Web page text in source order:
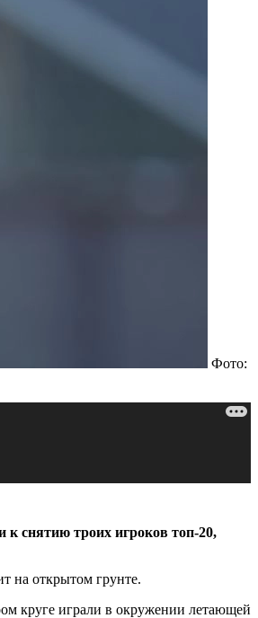
Фото:
к снятию троих игроков топ-20,
на открытом грунте.
круге играли в окружении летающей